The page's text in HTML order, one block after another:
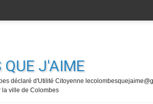
QUE J'AIME
déclaré d'Utilité Citoyenne
la ville de Colombes